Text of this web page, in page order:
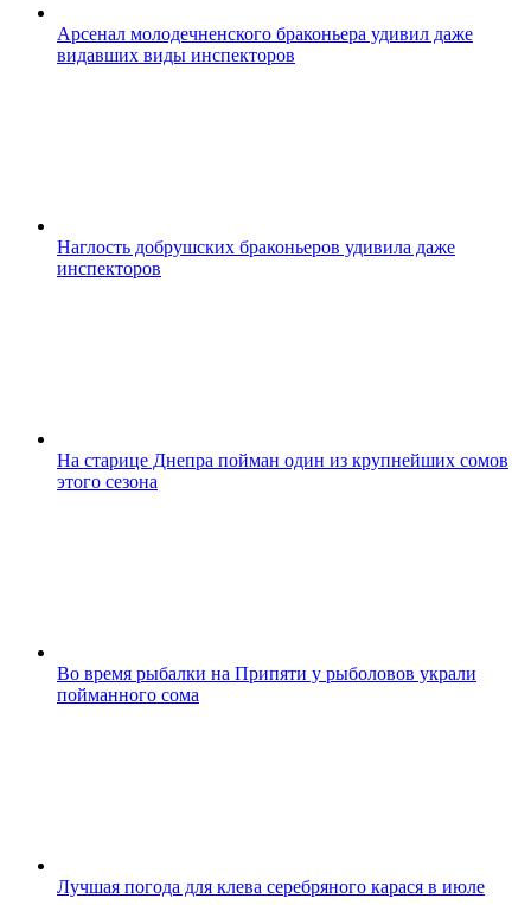
Арсенал молодечненского браконьера удивил даже
видавших виды инспекторов
Наглость добрушских браконьеров удивила даже
инспекторов
На старице Днепра пойман один из крупнейших сомов
этого сезона
Во время рыбалки на Припяти у рыболовов украли
пойманного сома
Лучшая погода для клева серебряного карася в июле